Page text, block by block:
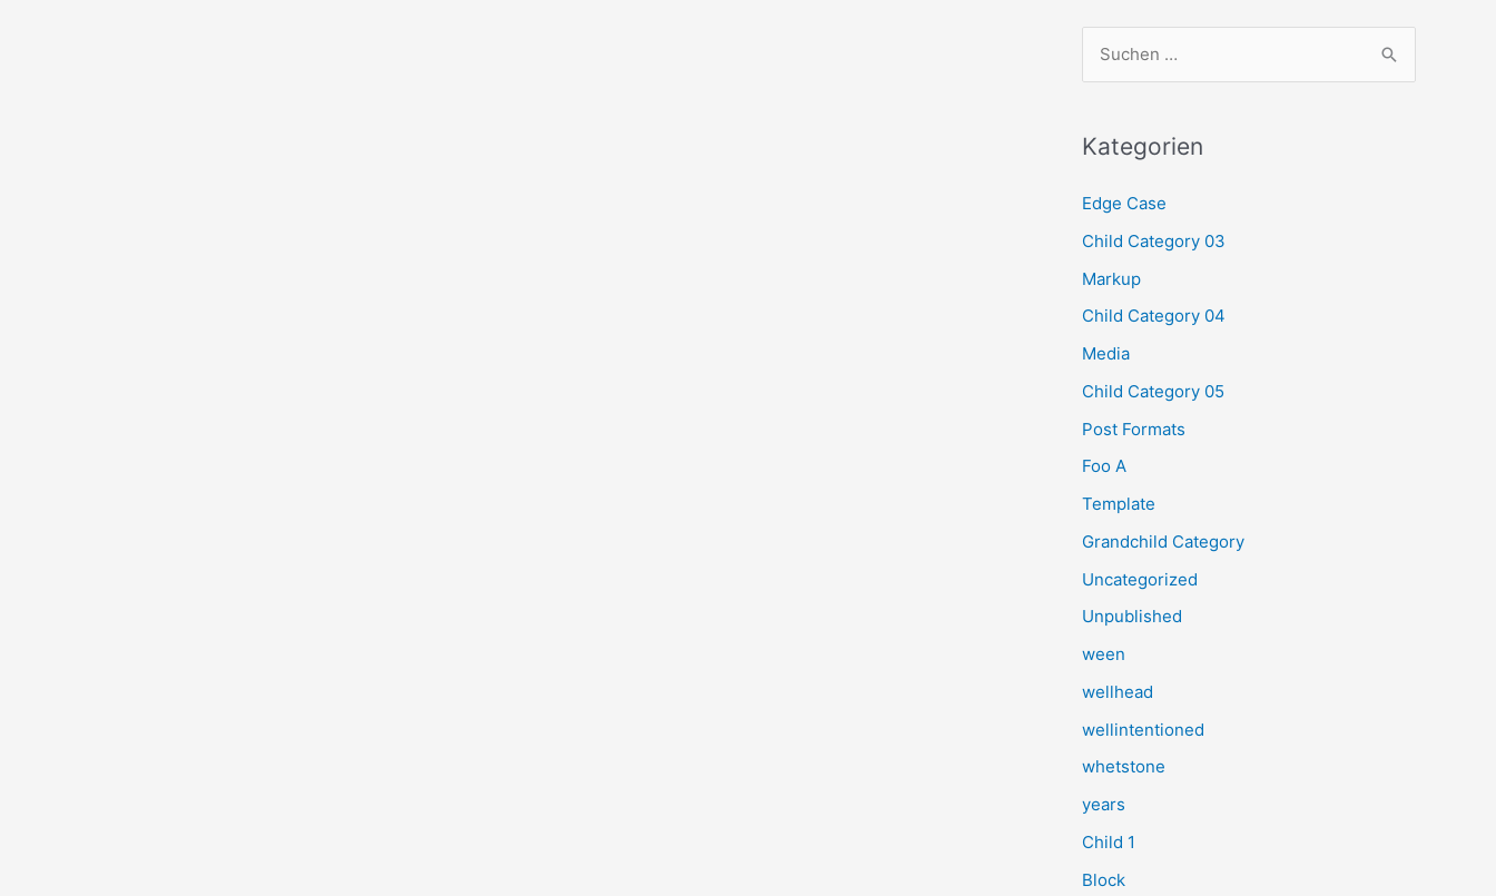
h
n
n
a
c
h
Kategorien
Edge Case
Child Category 03
Markup
Child Category 04
Media
Child Category 05
Post Formats
Foo A
Template
Grandchild Category
Uncategorized
Unpublished
ween
wellhead
wellintentioned
whetstone
years
Child 1
Block